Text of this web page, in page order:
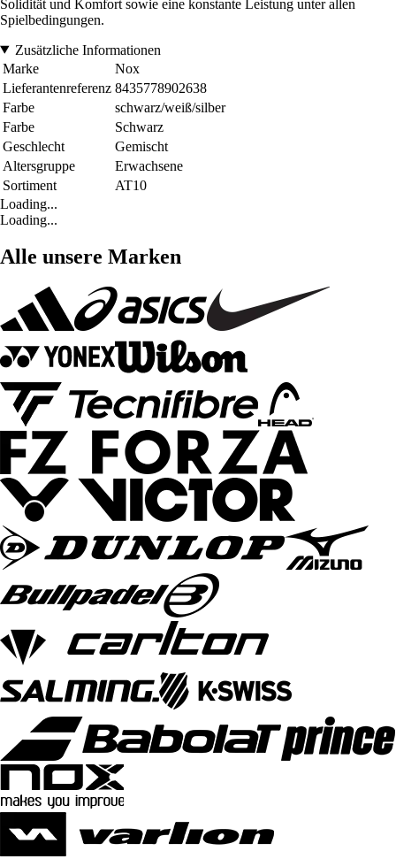
Solidität und Komfort sowie eine konstante Leistung unter allen
Spielbedingungen.
Zusätzliche Informationen
Marke
Nox
Lieferantenreferenz 8435778902638
Farbe
schwarz/weiß/silber
Farbe
Schwarz
Geschlecht
Gemischt
Altersgruppe
Erwachsene
Sortiment
AT10
Loading...
Loading...
Alle unsere Marken